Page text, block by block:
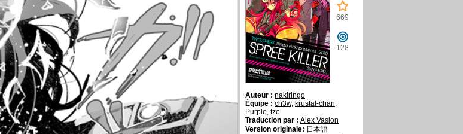
669
128
Auteur : nakiringo
Équipe : ch3w, krustal-chan,
Purple, tze
Traduction par : Alex Vaslon
Version originale: 日本語